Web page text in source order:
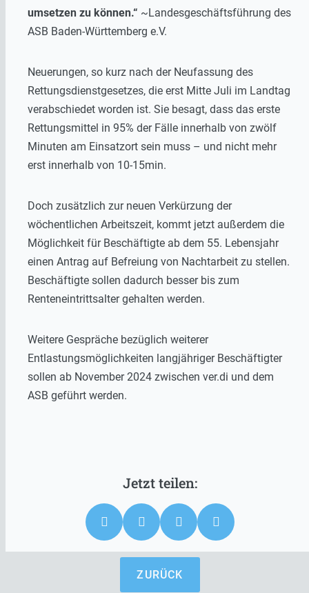
umsetzen zu können.“ ~Landesgeschäftsführung des
ASB Baden-Württemberg e.V.
Neuerungen, so kurz nach der Neufassung des
Rettungsdienstgesetzes, die erst Mitte Juli im Landtag
verabschiedet worden ist. Sie besagt, dass das erste
Rettungsmittel in 95% der Fälle innerhalb von zwölf
Minuten am Einsatzort sein muss – und nicht mehr
erst innerhalb von 10-15min.
Doch zusätzlich zur neuen Verkürzung der
wöchentlichen Arbeitszeit, kommt jetzt außerdem die
Möglichkeit für Beschäftigte ab dem 55. Lebensjahr
einen Antrag auf Befreiung von Nachtarbeit zu stellen.
Beschäftigte sollen dadurch besser bis zum
Renteneintrittsalter gehalten werden.
Weitere Gespräche bezüglich weiterer
Entlastungsmöglichkeiten langjähriger Beschäftigter
sollen ab November 2024 zwischen ver.di und dem
ASB geführt werden.
ZURÜCK